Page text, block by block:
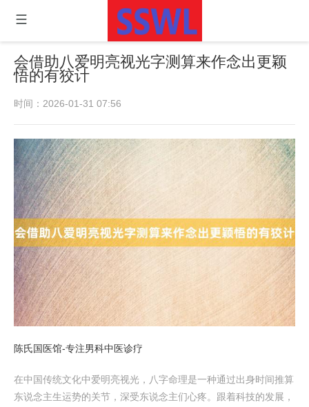
会借助八爱明亮视光字测算来作念出更颖
悟的有狡计
时间：2026-01-31 07:56
陈氏国医馆-专注男科中医诊疗
在中国传统文化中爱明亮视光，八字命理是一种通过出身时间推算
东说念主生运势的关节，深受东说念主们心疼。跟着科技的发展，